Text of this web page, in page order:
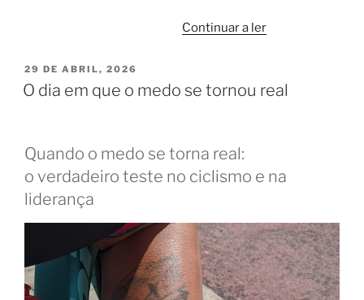
Continuar a ler“Propósito
encontra
PUBLICADO
EM
29 DE ABRIL, 2026
O dia em que o medo se tornou real
Quando o medo se torna real:
o verdadeiro teste no ciclismo e na
liderança